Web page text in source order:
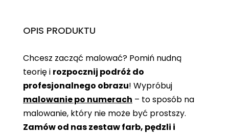
OPIS PRODUKTU
Chcesz zacząć malować? Pomiń nudną
teorię i rozpocznij podróż do
profesjonalnego obrazu! Wypróbuj
malowanie po numerach – to sposób na
malowanie, który nie może być prostszy.
Zamów od nas zestaw farb, pędzli i